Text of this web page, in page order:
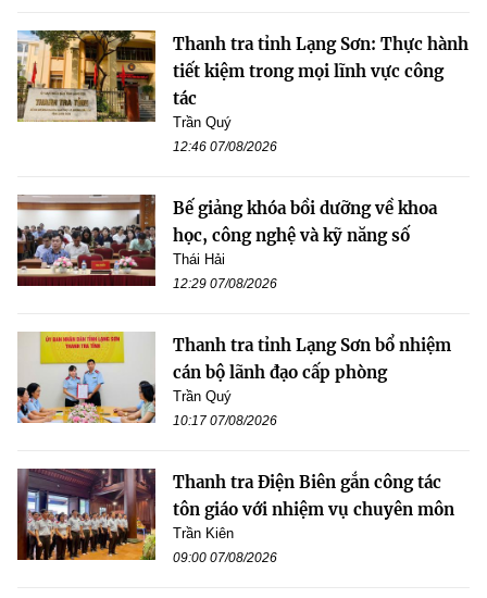
Thanh tra tỉnh Lạng Sơn: Thực hành
tiết kiệm trong mọi lĩnh vực công
tác
Trần Quý
12:46 07/08/2026
Bế giảng khóa bồi dưỡng về khoa
học, công nghệ và kỹ năng số
Thái Hải
12:29 07/08/2026
Thanh tra tỉnh Lạng Sơn bổ nhiệm
cán bộ lãnh đạo cấp phòng
Trần Quý
10:17 07/08/2026
Thanh tra Điện Biên gắn công tác
tôn giáo với nhiệm vụ chuyên môn
Trần Kiên
09:00 07/08/2026